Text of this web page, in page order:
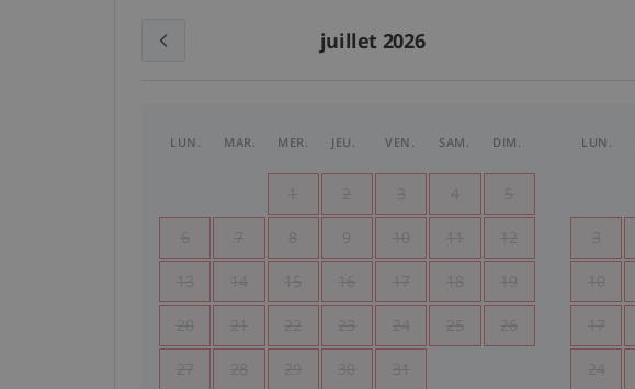
juillet 2026
LUN. MAR. MER. JEU. VEN. SAM. DIM.
1 2 3 4 5
6 7 8 9 10 11 12
13 14 15 16 17 18 19
20 21 22 23 24 25 26
27 28 29 30 31
LUN.
3
10
17
24